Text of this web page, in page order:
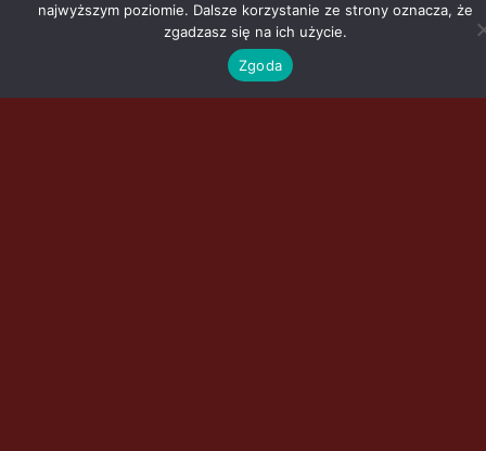
najwyższym poziomie. Dalsze korzystanie ze strony oznacza, że
zgadzasz się na ich użycie.
Zgoda